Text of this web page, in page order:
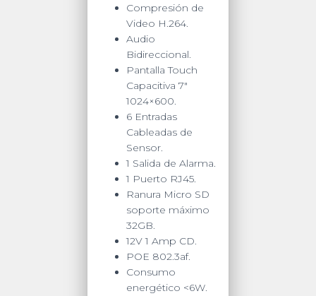
Compresión de
Video H.264.
Audio
Bidireccional.
Pantalla Touch
Capacitiva 7″
1024×600.
6 Entradas
Cableadas de
Sensor.
1 Salida de Alarma.
1 Puerto RJ45.
Ranura Micro SD
soporte máximo
32GB.
12V 1 Amp CD.
POE 802.3af.
Consumo
energético <6W.